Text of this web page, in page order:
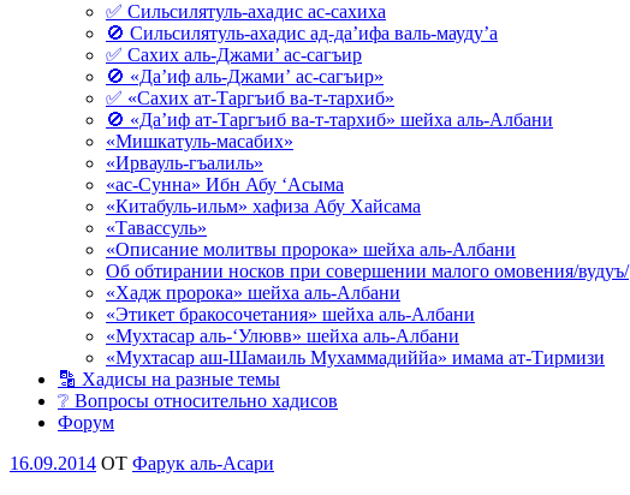
✅ Сильсилятуль-ахадис ас-сахиха
🚫 Сильсилятуль-ахадис ад-да’ифа валь-мауду’а
✅ Сахих аль-Джами’ ас-сагъир
🚫 «Да’иф аль-Джами’ ас-сагъир»
✅ «Сахих ат-Таргъиб ва-т-тархиб»
🚫 «Да’иф ат-Таргъиб ва-т-тархиб» шейха аль-Албани
«Мишкатуль-масабих»
«Ирвауль-гъалиль»
«ас-Сунна» Ибн Абу ‘Асыма
«Китабуль-ильм» хафиза Абу Хайсама
«Тавассуль»
«Описание молитвы пророка» шейха аль-Албани
Об обтирании носков при совершении малого омовения/вудуъ/
«Хадж пророка» шейха аль-Албани
«Этикет бракосочетания» шейха аль-Албани
«Мухтасар аль-‘Улювв» шейха аль-Албани
«Мухтасар аш-Шамаиль Мухаммадиййа» имама ат-Тирмизи
🔡 Хадисы на разные темы
❔ Вопросы относительно хадисов
Форум
Опубликовано
16.09.2014 OT Фарук аль-Асари